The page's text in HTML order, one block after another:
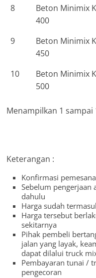
8
Beton Minimix K
400
9
Beton Minimix K
450
10
Beton Minimix K
500
Menampilkan 1
Keterangan :
Konfirmasi
Sebelum pengerjaan
dahulu
Harga sudah
Harga tersebut
sekitarnya
Pihak pembeli
jalan yang layak,
dapat dilalui truck
Pembayaran tunai /
pengecoran